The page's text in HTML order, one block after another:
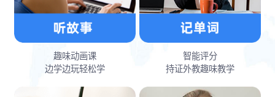
趣味动画课
边学边玩轻松学
智能评分
持证外教趣味教学